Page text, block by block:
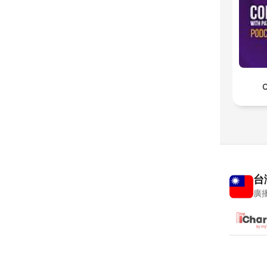
台
廣